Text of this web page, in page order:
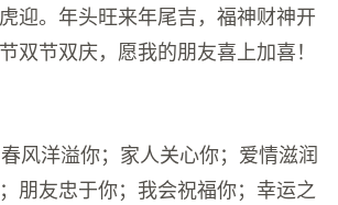
迎。年头旺来年尾吉，福神财神开
双节双庆，愿我的朋友喜上加喜！
风洋溢你；家人关心你；爱情滋润
朋友忠于你；我会祝福你；幸运之